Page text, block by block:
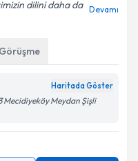
dilini daha da Devamı
Haritada Göster
Meydan Şişli